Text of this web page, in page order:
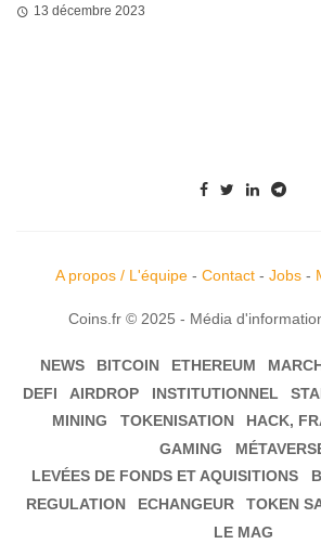
13 décembre 2023
A propos / L'équipe- Contact- Jobs-
Coins.fr © 2025 - Média
NEWS BITCOIN ETHEREUM
DEFI
AIRDROP INSTITUTIONNEL
MINING
TOKENISATION
HACK,
GAMING
LEVÉES DE FONDS ET AQUISITIONS
REGULATION
ECHANGEUR TOKEN
LE MAG